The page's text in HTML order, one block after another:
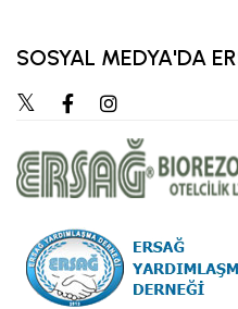
SOSYAL MEDYA'DA